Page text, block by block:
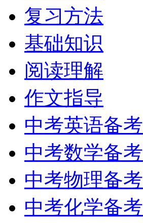
复习方法
基础知识
阅读理解
作文指导
中考英语备考
中考数学备考
中考物理备考
中考化学备考